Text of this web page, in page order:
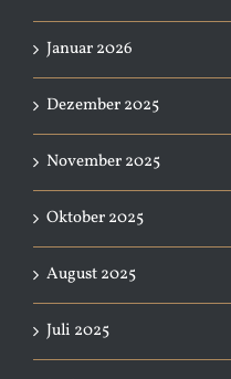
Januar 2026
Dezember 2025
November 2025
Oktober 2025
August 2025
Juli 2025